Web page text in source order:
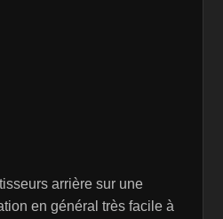
arrière sur une
en général très facile à